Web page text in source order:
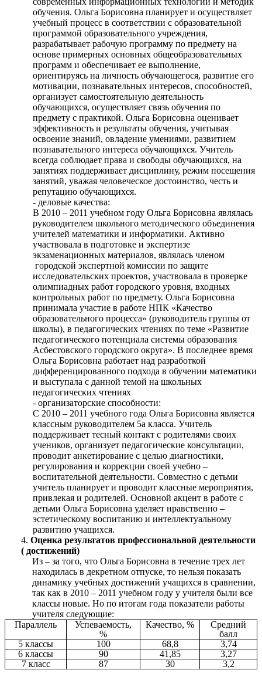
обучения. Ольга Борисовна планирует и осуществляет
учебный процесс в соответствии с образовательной
программой образовательного учреждения,
разрабатывает рабочую программу по предмету на
основе примерных основных общеобразовательных
программ и обеспечивает ее выполнение,
ориентируясь на личность обучающегося, развитие его
мотивации, познавательных интересов, способностей,
организует самостоятельную деятельность
обучающихся, осуществляет связь обучения по
предмету с практикой. Ольга Борисовна оценивает
эффективность и результаты обучения, учитывая
освоение знаний, овладение умениями, развитием
познавательного интереса обучающихся. Учитель
всегда соблюдает права и свободы обучающихся, на
занятиях поддерживает дисциплину, режим посещения
занятий, уважая человеческое достоинство, честь и
репутацию обучающихся.
- деловые качества:
В 2010 – 2011 учебном году Ольга Борисовна являлась
руководителем школьного методического объединения
учителей математики и информатики. Активно
участвовала в подготовке и экспертизе
экзаменационных материалов, являлась членом
городской экспертной комиссии по защите
исследовательских проектов, участвовала в проверке
олимпиадных работ городского уровня, входных
контрольных работ по предмету. Ольга Борисовна
принимала участие в работе НПК «Качество
образовательного процесса» (руководитель группы от
школы), в педагогических чтениях по теме «Развитие
педагогического потенциала системы образования
Асбестовского городского округа». В последнее время
Ольга Борисовна работает над разработкой
дифференцированного подхода в обучении математики
и выступала с данной темой на школьных
педагогических чтениях
- организаторские способности:
С 2010 – 2011 учебного года Ольга Борисовна является
классным руководителем 5а класса. Учитель
поддерживает тесный контакт с родителями своих
учеников, организует педагогические консультации,
проводит анкетирование с целью диагностики,
регулирования и коррекции своей учебно –
воспитательной деятельности. Совместно с детьми
учитель планирует и проводит классные мероприятия,
привлекая и родителей. Основной акцент в работе с
детьми Ольга Борисовна уделяет нравственно –
эстетическому воспитанию и интеллектуальному
развитию учащихся.
4.Оценка результатов профессиональной деятельности
( достижений)
Из – за того, что Ольга Борисовна в течение трех лет
находилась в декретном отпуске, то нельзя показать
динамику учебных достижений учащихся в сравнении,
так как в 2010 – 2011 учебном году у учителя были все
классы новые. Но по итогам года показатели работы
учителя следующие:
Параллель
Успеваемость,
%
Качество, %
Средний
балл
5 классы
100 68,8
3,74
6 классы
90 41,85
3,27
7 класс
87 30
3,2